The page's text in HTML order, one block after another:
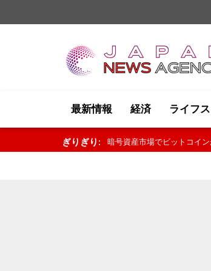
最新情報 経済 ライフ
ぎりぎり: 暗号資産市場でビットコイ